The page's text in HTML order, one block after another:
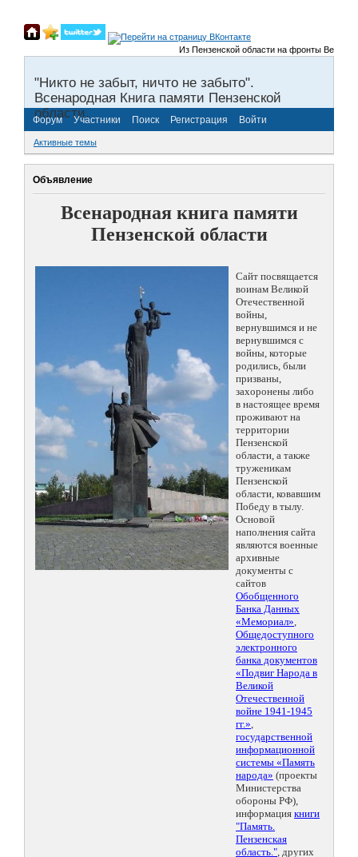
Из Пензенской области на фронты Великой
"Никто не забыт, ничто не забыто".
Всенародная Книга памяти Пензенской
области.
Форум Участники Поиск Регистрация Войти
Активные темы
Объявление
Всенародная книга памяти
Пензенской области
Сайт посвящается
воинам Великой
Отечественной
войны,
вернувшимся и не
вернувшимся с
войны, которые
родились, были
призваны,
захоронены либо
в настоящее время
проживают на
территории
Пензенской
области, а также
труженикам
Пензенской
области, ковавшим
Победу в тылу.
Основой
наполнения сайта
являются военные
архивные
документы с
сайтов
Обобщенного
Банка Данных
«Мемориал»,
Общедоступного
электронного
банка документов
«Подвиг Народа в
Великой
Отечественной
войне 1941-1945
гг.»,
государственной
информационной
системы «Память
народа» (проекты
Министерства
обороны РФ),
информация книги
"Память.
Пензенская
область.", других